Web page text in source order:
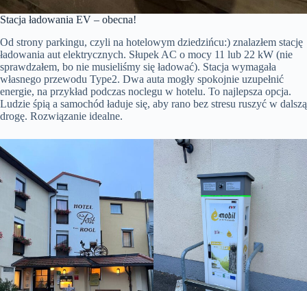
Stacja ładowania EV – obecna!
Od strony parkingu, czyli na hotelowym dziedzińcu:) znalazłem stację
ładowania aut elektrycznych. Słupek AC o mocy 11 lub 22 kW (nie
sprawdzałem, bo nie musieliśmy się ładować). Stacja wymagała
własnego przewodu Type2. Dwa auta mogły spokojnie uzupełnić
energie, na przykład podczas noclegu w hotelu. To najlepsza opcja.
Ludzie śpią a samochód ładuje się, aby rano bez stresu ruszyć w dalszą
drogę. Rozwiązanie idealne.